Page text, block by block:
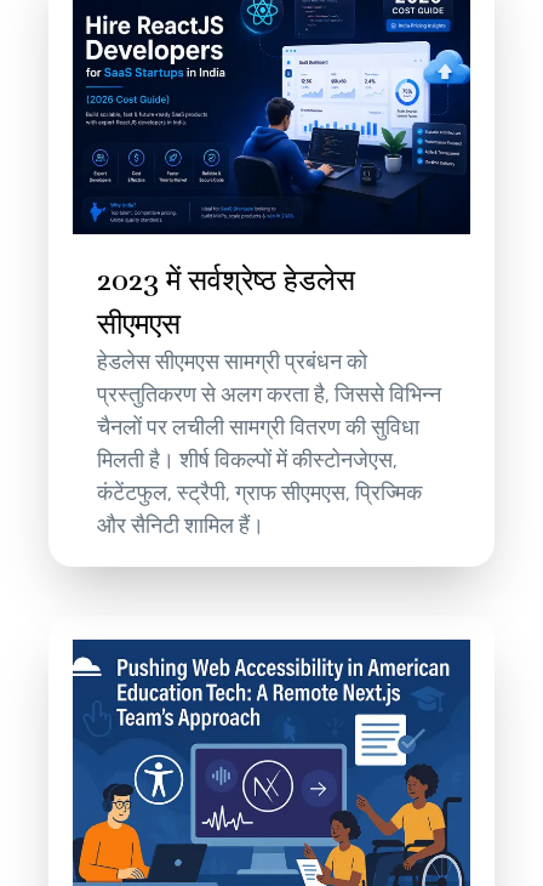
2023 में सर्वश्रेष्ठ हेडलेस
सीएमएस
हेडलेस सीएमएस सामग्री प्रबंधन को
प्रस्तुतिकरण से अलग करता है, जिससे विभिन्न
चैनलों पर लचीली सामग्री वितरण की सुविधा
मिलती है। शीर्ष विकल्पों में कीस्टोनजेएस,
कंटेंटफुल, स्ट्रैपी, ग्राफ सीएमएस, प्रिज्मिक
और सैनिटी शामिल हैं।